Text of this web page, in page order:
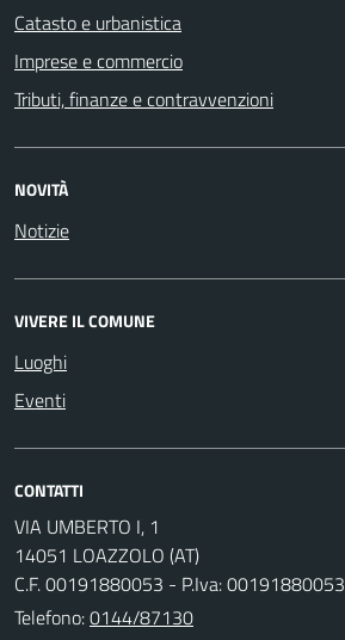
Catasto e urbanistica
Imprese e commercio
Tributi, finanze e contravvenzioni
NOVITÀ
Notizie
VIVERE IL COMUNE
Luoghi
Eventi
CONTATTI
VIA UMBERTO I, 1
14051 LOAZZOLO (AT)
C.F. 00191880053 - P.Iva: 00191880053
Telefono:0144/87130